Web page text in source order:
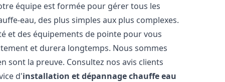
équipe est formée pour gérer tous les
eau, des plus simples aux plus complexes.
et des équipements de pointe pour vous
et durera longtemps. Nous sommes
sont la preuve. Consultez nos avis clients
d'installation et dépannage chauffe eau